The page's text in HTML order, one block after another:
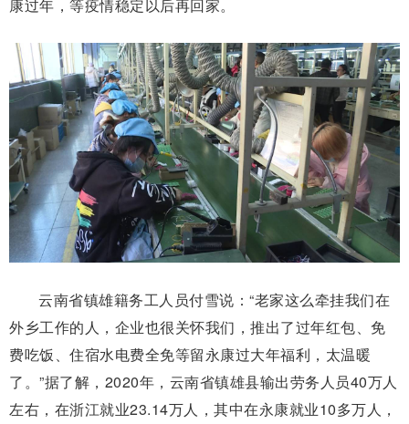
康过年，等疫情稳定以后再回家。
云南省镇雄籍务工人员付雪说：“老家这么牵挂我们在
外乡工作的人，企业也很关怀我们，推出了过年红包、免
费吃饭、住宿水电费全免等留永康过大年福利，太温暖
了。”据了解，2020年，云南省镇雄县输出劳务人员40万人
左右，在浙江就业23.14万人，其中在永康就业10多万人，